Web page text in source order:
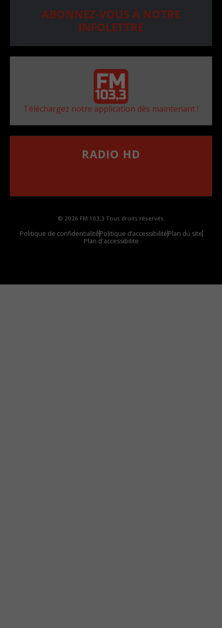
ABONNEZ-VOUS À NOTRE
INFOLETTRE
Téléchargez notre application dès maintenant !
RADIO HD
© 2026 FM 103,3 Tous droits réservés.
Politique de confidentialitéPolitique d’accessibilitéPlan du site
Plan d'accessibilite